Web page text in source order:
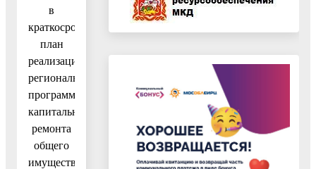
в
краткосрочный
план
реализации
региональной
программы
капитального
ремонта
общего
имущества